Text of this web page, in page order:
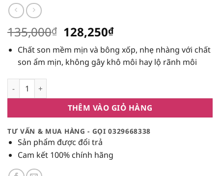
135,000₫ Giá
gốc
là:
135,000₫.
128,250₫Giá
hiện
tại
là:
Chất son mềm mịn và bông xốp, nhẹ nhàng với chất
son ẩm mịn, không gây khô môi hay lộ rãnh môi
[NEW 2019] Son Kem Lì Peripera Ink Velvet số lượng
THÊM VÀO GIỎ HÀNG
TƯ VẤN & MUA HÀNG - GỌI 0329668338
Sản phẩm được đổi trả
Cam kết 100% chính hãng